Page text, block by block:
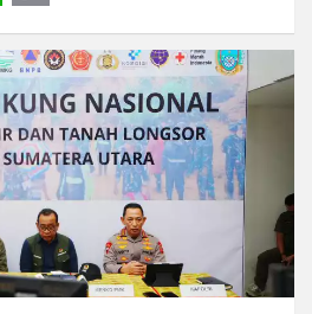
C
o
p
y
L
i
n
k